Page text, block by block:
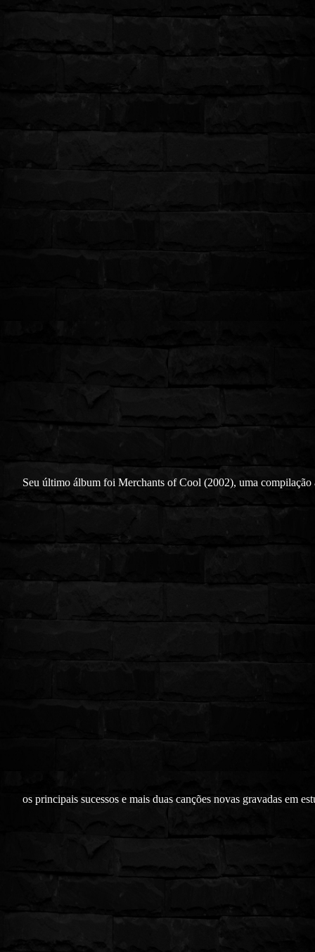
Seu último álbum foi Merchants of Cool (2002), uma
os principais sucessos e mais duas canções novas gravadas em